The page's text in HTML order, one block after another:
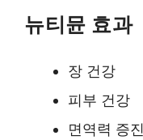
뉴티뮨 효과
장 건강
피부 건강
면역력 증진